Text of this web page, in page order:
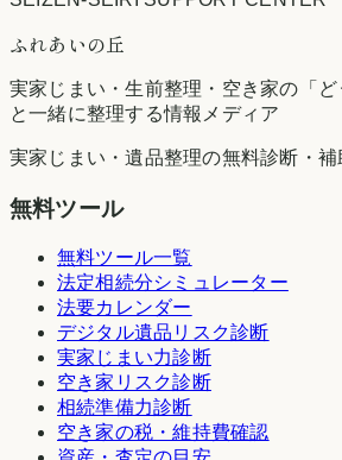
ふれあいの丘
実家じまい・生前整理・空き家の「
と一緒に整理する情報メディア
実家じまい・遺品整理の無料診断・補
無料ツール
無料ツール一覧
法定相続分シミュレーター
法要カレンダー
デジタル遺品リスク診断
実家じまい力診断
空き家リスク診断
相続準備力診断
空き家の税・維持費確認